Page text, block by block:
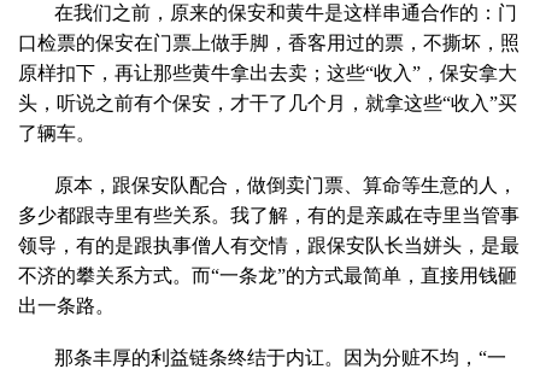
在我们之前，原来的保安和黄牛是这样串通合作的：门
口检票的保安在门票上做手脚，香客用过的票，不撕坏，照
原样扣下，再让那些黄牛拿出去卖；这些“收入”，保安拿大
头，听说之前有个保安，才干了几个月，就拿这些“收入”买
了辆车。
原本，跟保安队配合，做倒卖门票、算命等生意的人，
多少都跟寺里有些关系。我了解，有的是亲戚在寺里当管事
领导，有的是跟执事僧人有交情，跟保安队长当姘头，是最
不济的攀关系方式。而“一条龙”的方式最简单，直接用钱砸
出一条路。
那条丰厚的利益链条终结于内讧。因为分赃不均，“一